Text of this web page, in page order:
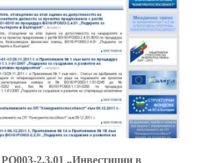
2.3.01 „Инвестиции в